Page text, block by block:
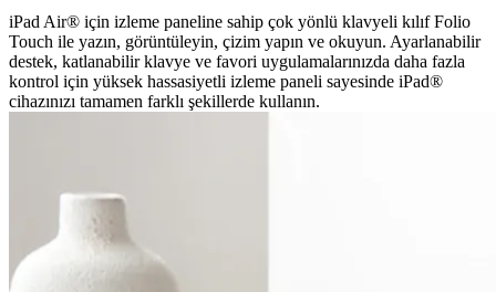
iPad Air® için izleme paneline sahip çok yönlü klavyeli kılıf Folio
Touch ile yazın, görüntüleyin, çizim yapın ve okuyun. Ayarlanabilir
destek, katlanabilir klavye ve favori uygulamalarınızda daha fazla
kontrol için yüksek hassasiyetli izleme paneli sayesinde iPad®
cihazınızı tamamen farklı şekillerde kullanın.